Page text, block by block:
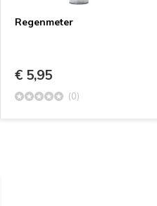
Regenmeter
€ 5,95
(0)